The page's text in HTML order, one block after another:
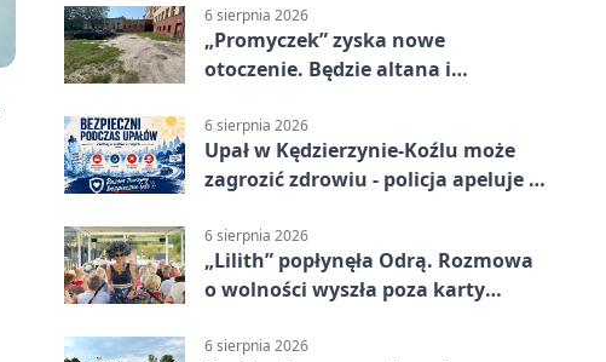
6 sierpnia 2026
„Promyczek” zyska nowe
otoczenie. Będzie altana i
6 sierpnia 2026
Upał w Kędzierzynie-Koźlu może
zagrozić zdrowiu - policja apeluje o
6 sierpnia 2026
„Lilith” popłynęła Odrą. Rozmowa
o wolności wyszła poza karty
6 sierpnia 2026